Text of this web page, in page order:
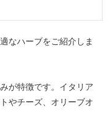
なハーブをご紹介しま
が特徴です。イタリア
やチーズ、オリーブオ